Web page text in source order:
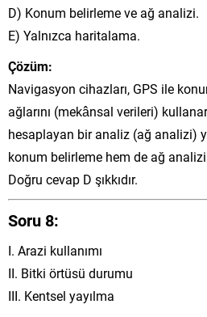
D) Konum belirleme ve ağ analizi.
E) Yalnızca haritalama.
Çözüm:
Navigasyon cihazları, GPS ile
ağlarını (mekânsal verileri)
hesaplayan bir analiz (ağ analizi)
konum belirleme hem de ağ
Doğru cevap D şıkkıdır.
Soru 8:
I. Arazi kullanımı
II. Bitki örtüsü durumu
III. Kentsel yayılma